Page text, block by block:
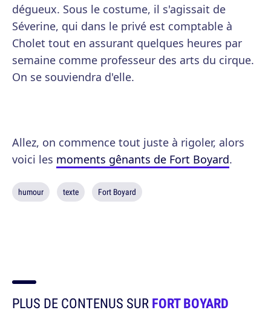
dégueux. Sous le costume, il s'agissait de
Séverine, qui dans le privé est comptable à
Cholet tout en assurant quelques heures par
semaine comme professeur des arts du cirque.
On se souviendra d'elle.
Allez, on commence tout juste à rigoler, alors
voici les moments gênants de Fort Boyard.
humour texte Fort Boyard
PLUS DE CONTENUS SURFORT BOYARD